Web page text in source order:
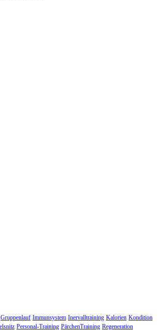
Gruppenlauf Immunsystem Inervalltraining Kalorien Kondition
Personal-Training PärchenTraining Regeneration